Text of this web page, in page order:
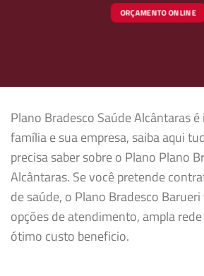
ORÇAMENTO ONLINE
Plano Bradesco Saúde Alcântaras
família e sua empresa, saiba aqui
precisa saber sobre o Plano Plano
Alcântaras. Se você pretende
de saúde, o Plano Bradesco
opções de atendimento, ampla
ótimo custo beneficio.